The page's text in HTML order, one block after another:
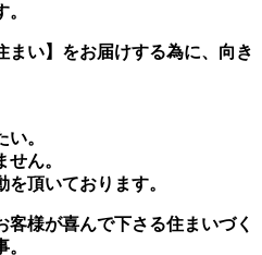
まい】をお届けする為に、向き
。
ん。
頂いております。
様が喜んで下さる住まいづく